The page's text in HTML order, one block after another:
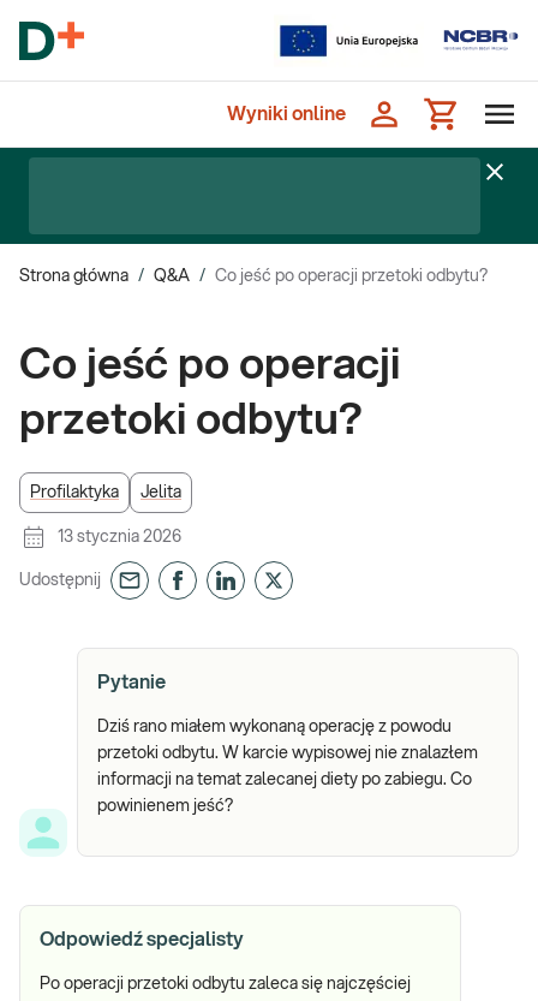
Wyniki online
Strona główna / Q&A / Co jeść po operacji przetoki odbytu?
Co jeść po operacji
przetoki odbytu?
Profilaktyka Jelita
13 stycznia 2026
Udostępnij
Pytanie
Dziś rano miałem wykonaną operację z powodu
przetoki odbytu. W karcie wypisowej nie znalazłem
informacji na temat zalecanej diety po zabiegu. Co
powinienem jeść?
Odpowiedź specjalisty
Po operacji przetoki odbytu zaleca się najczęściej